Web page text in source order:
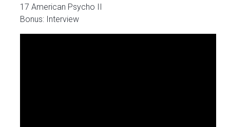
17 American Psycho II
Bonus: Interview